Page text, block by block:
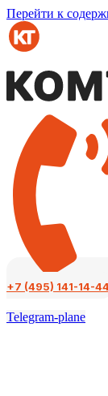
Перейти к
+7 (495) 141-14-
Telegram-plane